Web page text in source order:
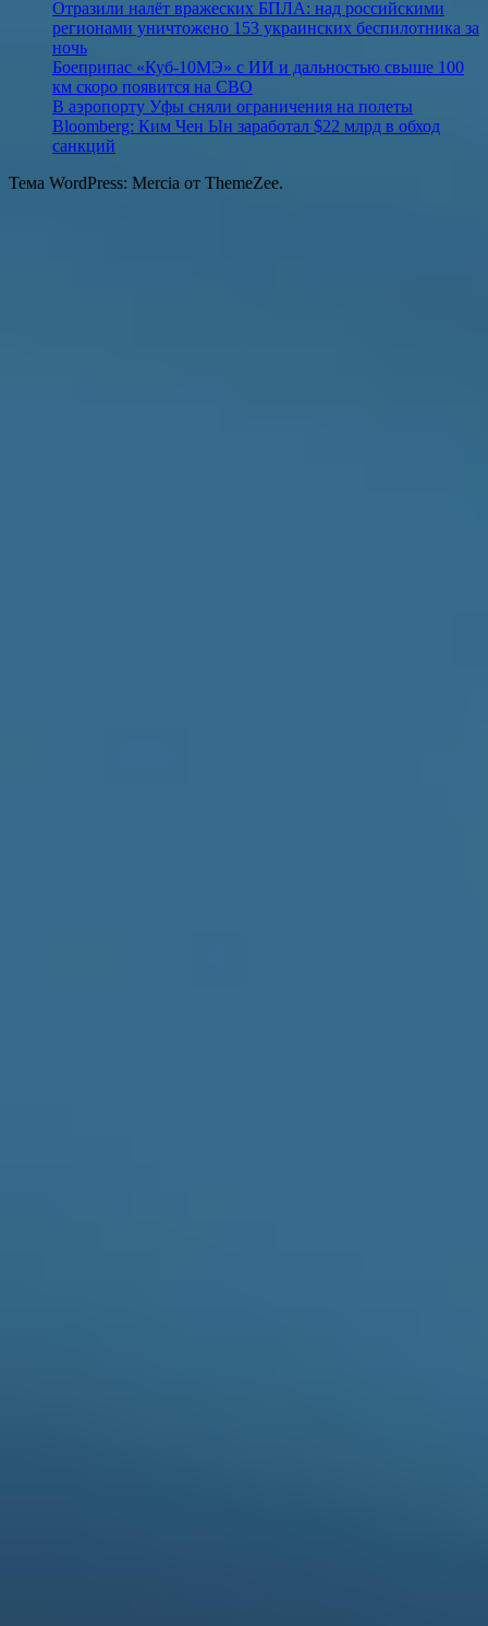
Отразили налёт вражеских БПЛА: над российскими
регионами уничтожено 153 украинских беспилотника за
ночь
Боеприпас «Куб-10МЭ» с ИИ и дальностью свыше 100
км скоро появится на СВО
В аэропорту Уфы сняли ограничения на полеты
Bloomberg: Ким Чен Ын заработал $22 млрд в обход
санкций
Тема WordPress: Mercia от ThemeZee.